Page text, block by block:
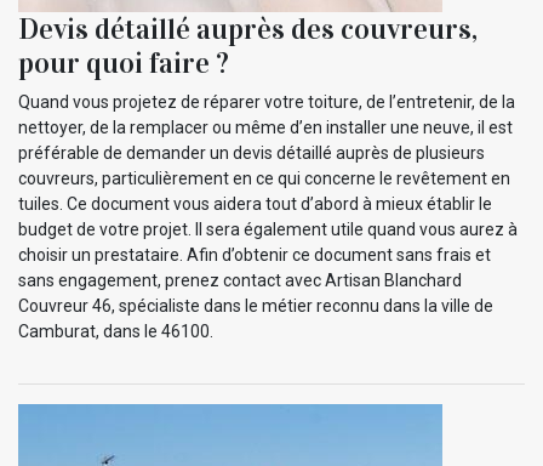
Devis détaillé auprès des couvreurs,
pour quoi faire ?
Quand vous projetez de réparer votre toiture, de l’entretenir, de la
nettoyer, de la remplacer ou même d’en installer une neuve, il est
préférable de demander un devis détaillé auprès de plusieurs
couvreurs, particulièrement en ce qui concerne le revêtement en
tuiles. Ce document vous aidera tout d’abord à mieux établir le
budget de votre projet. Il sera également utile quand vous aurez à
choisir un prestataire. Afin d’obtenir ce document sans frais et
sans engagement, prenez contact avec Artisan Blanchard
Couvreur 46, spécialiste dans le métier reconnu dans la ville de
Camburat, dans le 46100.